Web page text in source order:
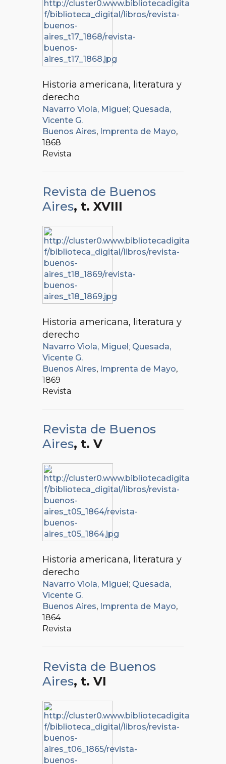
Historia americana, literatura y
derecho
Navarro Viola, Miguel ; Quesada,
Vicente G.
Buenos Aires, Imprenta de Mayo,
1868
Revista
Revista de Buenos
Aires, t. XVIII
Historia americana, literatura y
derecho
Navarro Viola, Miguel ; Quesada,
Vicente G.
Buenos Aires, Imprenta de Mayo,
1869
Revista
Revista de Buenos
Aires, t. V
Historia americana, literatura y
derecho
Navarro Viola, Miguel ; Quesada,
Vicente G.
Buenos Aires, Imprenta de Mayo,
1864
Revista
Revista de Buenos
Aires, t. VI